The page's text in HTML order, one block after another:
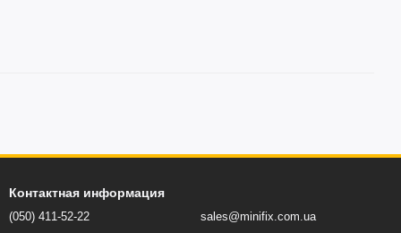
Контактная информация
(050) 411-52-22 sales@minifix.com.ua